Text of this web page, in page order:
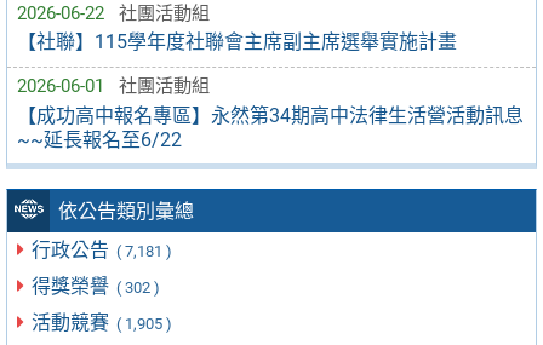
2026-06-22 社團活動組
【社聯】115學年度社聯會主席副主席選舉實施計畫
2026-06-01 社團活動組
【成功高中報名專區】永然第34期高中法律生活營活動訊息
~~延長報名至6/22
依公告類別彙總
行政公告 ( 7,181 )
得獎榮譽 ( 302 )
活動競賽 ( 1,905 )